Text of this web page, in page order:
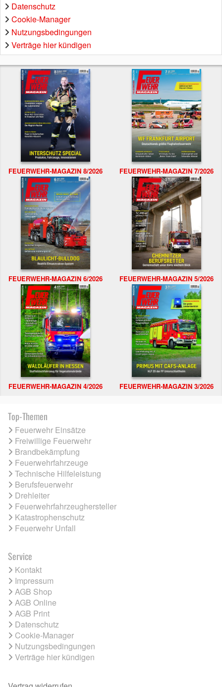
Datenschutz
Cookie-Manager
Nutzungsbedingungen
Verträge hier kündigen
FEUERWEHR-MAGAZIN 8/2026 FEUERWEHR-MAGAZIN 7/2026
FEUERWEHR-MAGAZIN 6/2026 FEUERWEHR-MAGAZIN 5/2026
FEUERWEHR-MAGAZIN 4/2026 FEUERWEHR-MAGAZIN 3/2026
Top-Themen
Feuerwehr Einsätze
Freiwillige Feuerwehr
Brandbekämpfung
Feuerwehrfahrzeuge
Technische Hilfeleistung
Berufsfeuerwehr
Drehleiter
Feuerwehrfahrzeughersteller
Katastrophenschutz
Feuerwehr Unfall
Service
Kontakt
Impressum
AGB Shop
AGB Online
AGB Print
Datenschutz
Cookie-Manager
Nutzungsbedingungen
Verträge hier kündigen